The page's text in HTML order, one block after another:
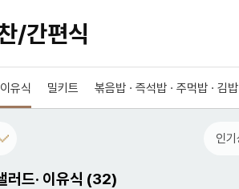
/간편식
유식 밀키트 볶음밥 · 즉석밥 · 주먹밥 · 김밥
러드· 이유식 (32)